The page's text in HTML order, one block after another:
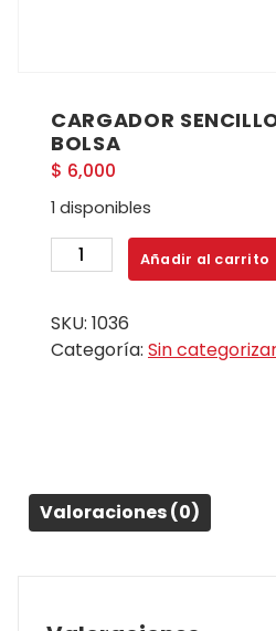
CARGADOR
BOLSA
$ 6,000
1 disponibles
CARGADOR
SENCILLO
V3
EN
Añadir al carrito
SKU: 1036
Categoría: Sin
Valoraciones (0)